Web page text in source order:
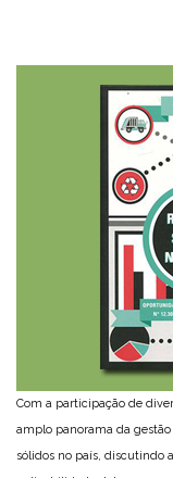
Com a participação de
amplo panorama da
sólidos no país, discutindo